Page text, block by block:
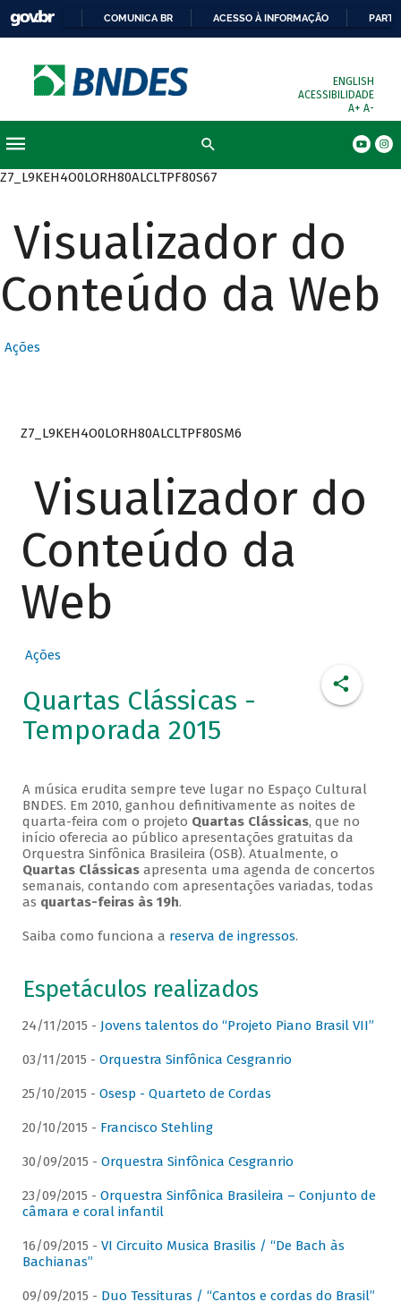
COMUNICA BR ACESSO À INFORMAÇÃO
ENGLISH
ACESSIBILIDADE
A+ A-
Z7_L9KEH4O0LORH80ALCLTPF80S67
Visualizador do
Conteúdo da Web
Ações
Z7_L9KEH4O0LORH80ALCLTPF80SM6
Visualizador do
Conteúdo da
Web
Ações
Quartas Clássicas -
Temporada 2015
A música erudita sempre teve lugar no Espaço Cultural
BNDES. Em 2010, ganhou definitivamente as noites de
quarta-feira com o projeto Quartas Clássicas, que no
início oferecia ao público apresentações gratuitas da
Orquestra Sinfônica Brasileira (OSB). Atualmente, o
Quartas Clássicasapresenta uma agenda de concertos
semanais, contando com apresentações variadas, todas
as quartas-feiras às 19h.
Saiba como funciona a reserva de ingressos.
Espetáculos realizados
24/11/2015 - Jovens talentos do “Projeto Piano Brasil VII”
03/11/2015 - Orquestra Sinfônica Cesgranrio
25/10/2015 - Osesp - Quarteto de Cordas
20/10/2015 - Francisco Stehling
30/09/2015 - Orquestra Sinfônica Cesgranrio
23/09/2015 - Orquestra Sinfônica Brasileira – Conjunto de
câmara e coral infantil
16/09/2015 - VI Circuito Musica Brasilis / “De Bach às
Bachianas”
09/09/2015 - Duo Tessituras / “Cantos e cordas do Brasil”